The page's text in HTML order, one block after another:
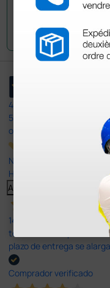
4,4
597
opiniones
Nuestras reseñas de 4 y
Haga clic aquí para
Anterior
14 Jul 2026
todo correcto. podria
plazo de entrega se alarga.
Comprador verificado